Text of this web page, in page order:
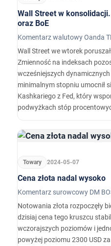
Wall Street w
oraz BoE
Komentarz walutowy Oanda
Wall Street we wtorek
Zmienność na indeksach
wcześniejszych
minimalnym stopniu umocnił
Kashkariego z Fed, który
podwyżkach stóp
dochodowości” obniżyły się.
proc. Ropa naftowa WTI
Towary 2024-05-07
Cena złota nadal wysoko
Komentarz surowcowy DM
Notowania złota rozpoczęły
dzisiaj cena tego kruszcu
wczorajszych poziomów i
powyżej poziomu 2300 USD